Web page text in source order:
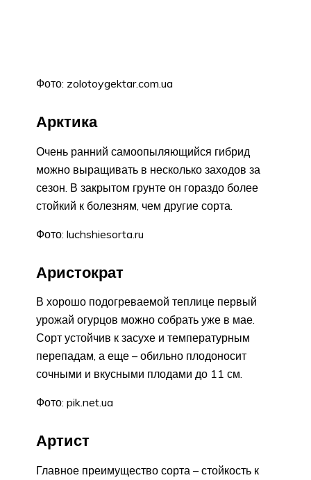
Фото: zolotoygektar.com.ua
Арктика
Очень ранний самоопыляющийся гибрид
можно выращивать в несколько заходов за
сезон. В закрытом грунте он гораздо более
стойкий к болезням, чем другие сорта.
Фото: luchshiesorta.ru
Аристократ
В хорошо подогреваемой теплице первый
урожай огурцов можно собрать уже в мае.
Сорт устойчив к засухе и температурным
перепадам, а еще – обильно плодоносит
сочными и вкусными плодами до 11 см.
Фото: pik.net.ua
Артист
Главное преимущество сорта – стойкость к